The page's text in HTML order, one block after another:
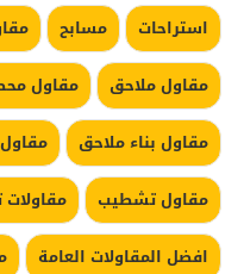
استراحات
مسابح
مقاول ملاحق
مقاول
مقاول بناء ملاحق
مقاول تشطيب
مقاولات
افضل المقاولات العامة